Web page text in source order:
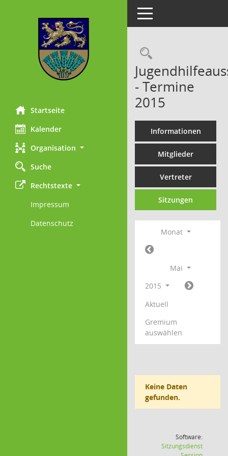
Startseite
Kalender
Organisation
Suche
Rechtstexte
Impressum
Datenschutz
Toggle navigation
- Termine
2015
Informationen
Mitglieder
Vertreter
Sitzungen
Monat
Mai
2015
Aktuell
Gremium
auswählen
Keine Daten
gefunden.
Software:
Sitzungsdienst